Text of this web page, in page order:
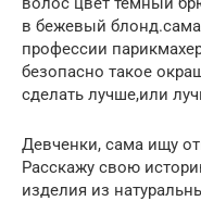
в бежевый
профессии
безопасно такое
сделать лучше,или
Девченки, сама ищу
Расскажу свою
изделия из